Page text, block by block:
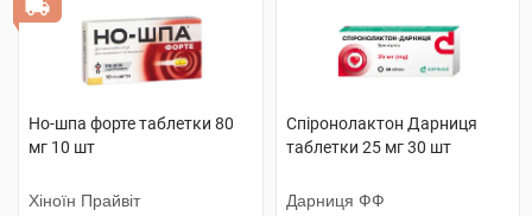
Но-шпа форте таблетки 80
мг 10 шт
Хіноїн Прайвіт
Спіронолактон Дарниця
таблетки 25 мг 30 шт
Дарниця ФФ